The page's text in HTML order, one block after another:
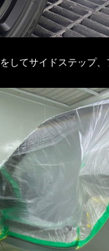
してサイドステップ